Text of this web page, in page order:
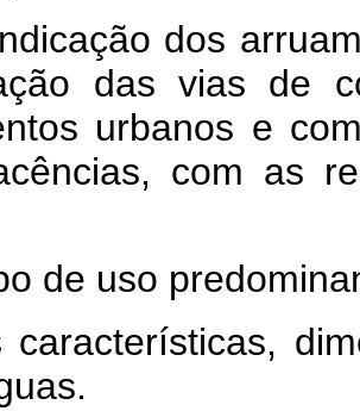
dos
das vias de
urbanos e
com as
de uso